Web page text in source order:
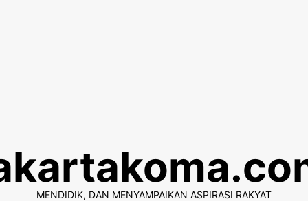
content
MENDIDIK, DAN MENYAMPAIKAN ASPIRASI RAKYAT